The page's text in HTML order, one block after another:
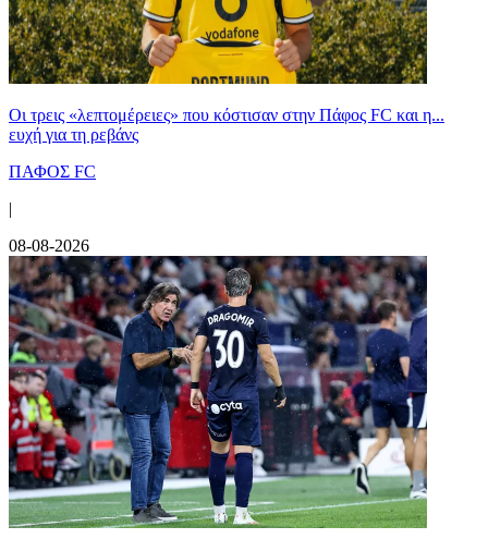
Οι τρεις «λεπτομέρειες» που κόστισαν στην Πάφος FC και η...
ευχή για τη ρεβάνς
ΠΑΦΟΣ FC
|
08-08-2026